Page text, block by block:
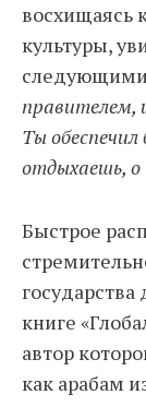
восхищаясь
культуры,
правителем,
Ты обеспечил
отдыхаешь,
Быстрое
книге
автор
как арабам